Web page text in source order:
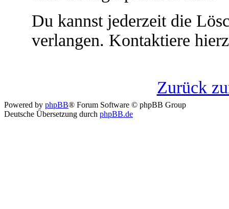
Du kannst jederzeit die
verlangen. Kontaktiere
Zurück
Powered by phpBB® Forum Software © phpBB Group
Deutsche Übersetzung durch phpBB.de